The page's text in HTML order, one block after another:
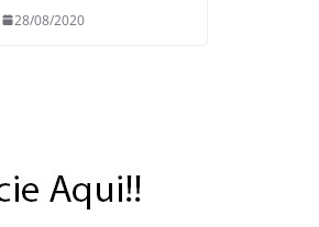
28/08/2020